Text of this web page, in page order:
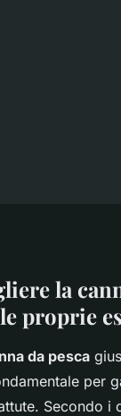
la
proprie
da pesca
per
Secondo i